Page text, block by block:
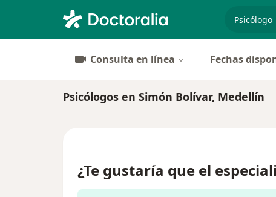
Consulta en línea Fechas
Psicólogos en Simón Bolívar, Medellín
¿Te gustaría que el